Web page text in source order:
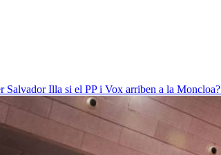
Salvador Illa si el PP i Vox arriben a la Moncloa?